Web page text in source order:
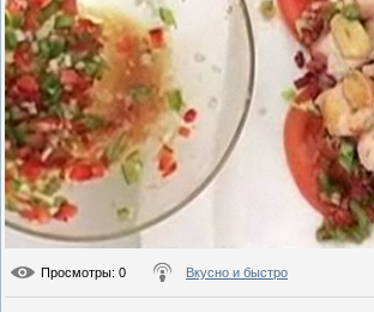
Просмотры: 0 Вкусно и быстро